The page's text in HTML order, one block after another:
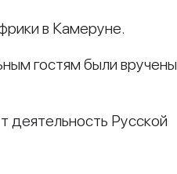
в Камеруне.
гостям были вручены
деятельность Русской